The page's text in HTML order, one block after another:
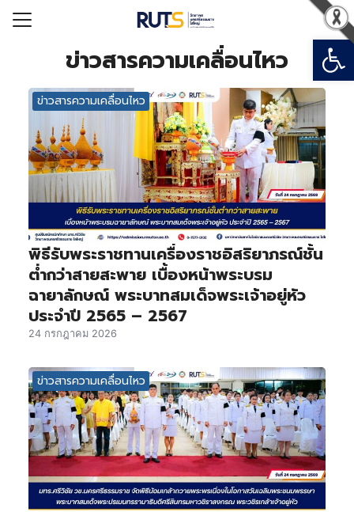
บมหาวิทยาลัยฯ
ารสนเทศ
หาวิทยาลัย
Search for:ข่าวสารความเคลื่อนไหว
ข่าวสารความเคลื่อนไหว
พิธีรับพระราชทานเครื่องราชอิสริยาภรณ์ชั้น
ต่ำกว่าสายสะพาย เบื้องหน้าพระบรม
ฉายาลักษณ์ พระบาทสมเด็จพระเจ้าอยู่หัว
ประจำปี 2565 – 2567
24 กรกฎาคม 2026
ข่าวสารความเคลื่อนไหว